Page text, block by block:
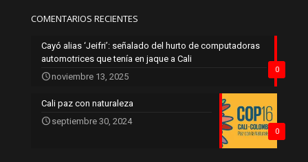
COMENTARIOS RECIENTES
0
Cayó alias ‘Jeifri’: señalado del hurto de computadoras
automotrices que tenía en jaque a Cali
noviembre 13, 2025
0
Cali paz con naturaleza
septiembre 30, 2024